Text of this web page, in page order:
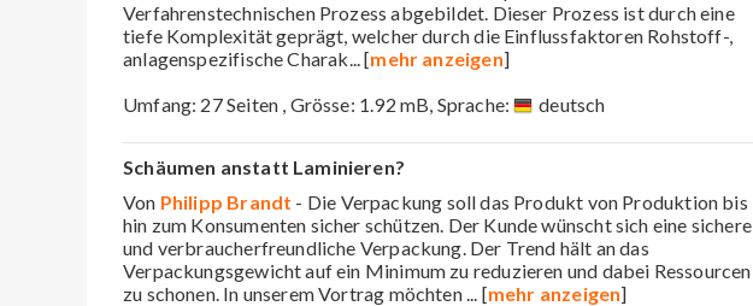
Verfahrenstechnischen Prozess abgebildet. Dieser Prozess ist durch eine
tiefe Komplexität geprägt, welcher durch die Einflussfaktoren Rohstoff-,
anlagenspezifische Charak... [mehr anzeigen]
Umfang: 27 Seiten , Grösse: 1.92 mB, Sprache:
deutsch
Schäumen anstatt Laminieren?
Von Philipp Brandt - Die Verpackung soll das Produkt von Produktion bis
hin zum Konsumenten sicher schützen. Der Kunde wünscht sich eine sichere
und verbraucherfreundliche Verpackung. Der Trend hält an das
Verpackungsgewicht auf ein Minimum zu reduzieren und dabei Ressourcen
zu schonen. In unserem Vortrag möchten... [mehr anzeigen]